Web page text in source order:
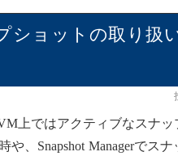
ョットの取り扱
上ではアクティブなスナッ
、Snapshot Managerでス